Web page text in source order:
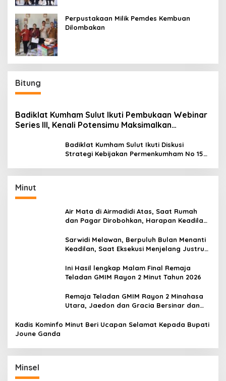
Perpustakaan Milik Pemdes Kembuan
Dilombakan
Bitung
Badiklat Kumham Sulut Ikuti Pembukaan Webinar
Series III, Kenali Potensimu Maksimalkan
Badiklat Kumham Sulut Ikuti Diskusi
Strategi Kebijakan Permenkumham No 15
Minut
Air Mata di Airmadidi Atas, Saat Rumah
dan Pagar Dirobohkan, Harapan Keadilan
Sarwidi Melawan, Berpuluh Bulan Menanti
Keadilan, Saat Eksekusi Menjelang Justru
Ini Hasil lengkap Malam Final Remaja
Teladan GMIM Rayon 2 Minut Tahun 2026
Remaja Teladan GMIM Rayon 2 Minahasa
Utara, Jaedon dan Gracia Bersinar dan
Kadis Kominfo Minut Beri Ucapan Selamat Kepada Bupati
Joune Ganda
Minsel